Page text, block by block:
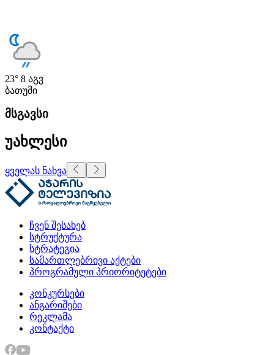
23° 8 აგვ
ბათუმი
მსგავსი
უახლესი
ყველას ნახვა
ჩვენ შესახებ
სტრუქტურა
სტრატეგია
სამართლებრივი აქტები
პროგრამული პრიორიტეტები
კონკურსები
ანგარიშები
რეკლამა
კონტაქტი